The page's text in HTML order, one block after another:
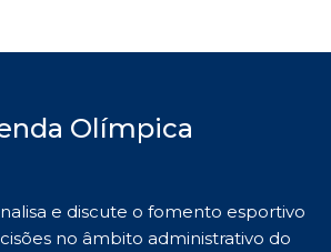
Olímpica
e discute o fomento esportivo
no âmbito administrativo do